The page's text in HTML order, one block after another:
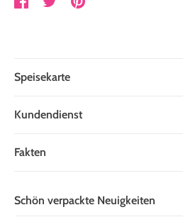
Speisekarte
Karten
Schreibwaren
Kundendienst
Lieferzeit
Fakten
de Factorij 10 J
Schön verpackte Neuigkeiten